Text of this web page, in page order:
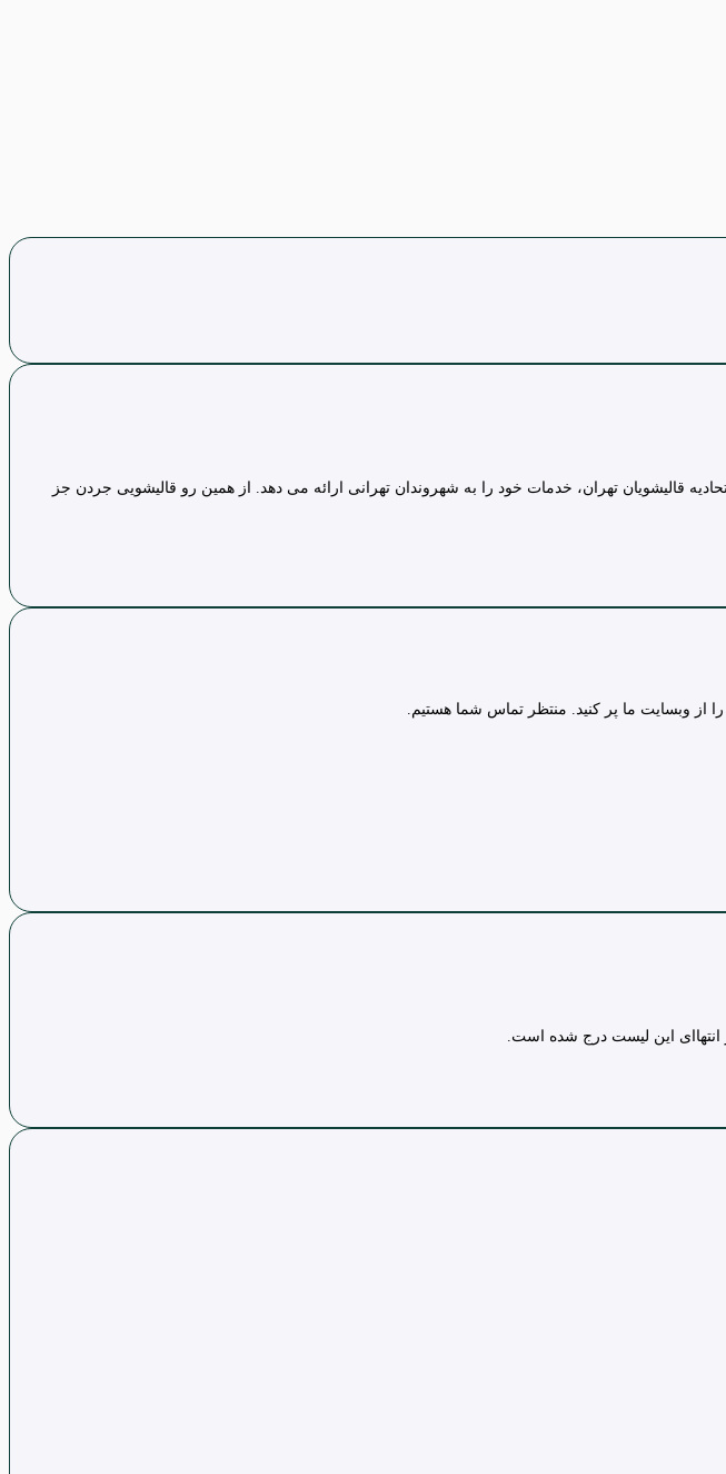
قالیشویان تهران، خدمات خود را به شهروندان تهرانی ارائه می دهد. از همین رو قالیشویی جردن جز
وبسایت ما پر کنید. منتظر تماس شما هستیم.
انتهاای این لیست درج شده است.